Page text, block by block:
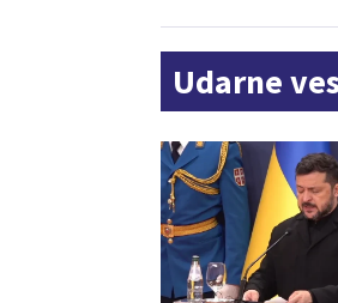
Udarne